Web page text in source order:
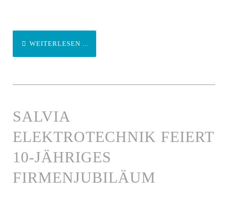
WEITERLESEN ...
SALVIA
ELEKTROTECHNIK FEIERT
10-JÄHRIGES
FIRMENJUBILÄUM